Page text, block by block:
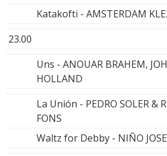
Katakofti - AMSTERDAM
23.00
Uns - ANOUAR BRAHEM,
HOLLAND
La Unión - PEDRO SOLER &
FONS
Waltz for Debby - NIÑO